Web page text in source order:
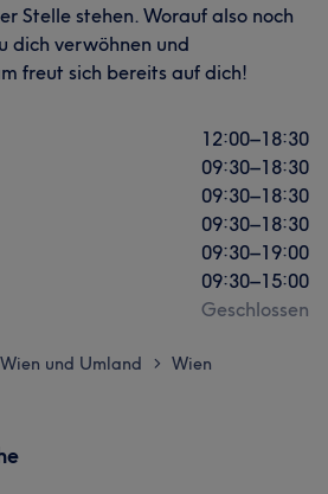
Stelle stehen. Worauf also noch
dich verwöhnen und
freut sich bereits auf dich!
12:00–18:30
09:30–18:30
09:30–18:30
09:30–18:30
09:30–19:00
09:30–15:00
Geschlossen
Wien und Umland > Wien